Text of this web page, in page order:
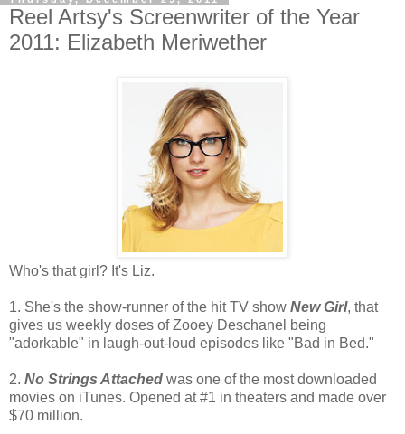
Reel Artsy's Screenwriter of the Year
2011: Elizabeth Meriwether
Who's that girl? It's Liz.
1. She's the show-runner of the hit TV show New Girl, that
gives us weekly doses of Zooey Deschanel being
"adorkable" in laugh-out-loud episodes like "Bad in Bed."
2. No Strings Attached was one of the most downloaded
movies on iTunes. Opened at #1 in theaters and made over
$70 million.